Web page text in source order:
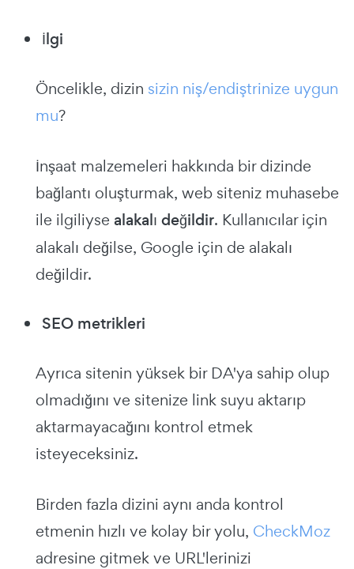
İlgi
Öncelikle, dizin sizin niş/endiştrinize uygun
mu?
İnşaat malzemeleri hakkında bir dizinde
bağlantı oluşturmak, web siteniz muhasebe
ile ilgiliyse alakalı değildir. Kullanıcılar için
alakalı değilse, Google için de alakalı
değildir.
SEO metrikleri
Ayrıca sitenin yüksek bir DA'ya sahip olup
olmadığını ve sitenize link suyu aktarıp
aktarmayacağını kontrol etmek
isteyeceksiniz.
Birden fazla dizini aynı anda kontrol
etmenin hızlı ve kolay bir yolu, CheckMoz
adresine gitmek ve URL'lerinizi